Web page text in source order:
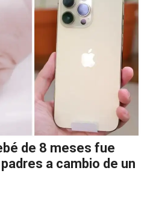
de 8 meses fue
a cambio de un